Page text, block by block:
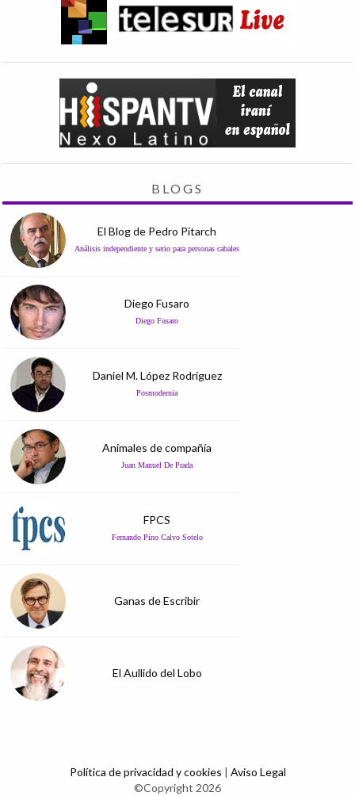
BLOGS
El Blog de Pedro Pitarch
Análisis independiente y serio para personas cabales
Diego Fusaro
Diego Fusaro
Daniel M. López Rodríguez
Posmodernia
Animales de compañía
Juan Manuel De Prada
FPCS
Fernando Pino Calvo Sotelo
Ganas de Escribir
El Aullido del Lobo
Política de privacidad y cookies | Aviso Legal
©Copyright 2026